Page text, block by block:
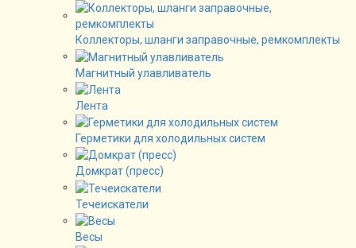
Коллекторы, шланги заправочные, ремкомплекты
Магнитный улавливатель
Лента
Герметики для холодильных систем
Домкрат (пресс)
Течеискатели
Весы